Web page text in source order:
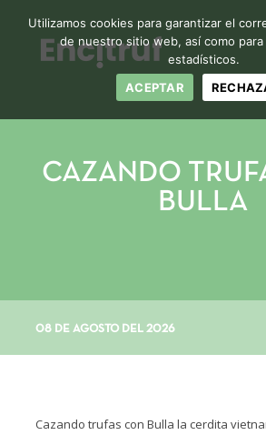
CAZANDO
BULLA
08 DE AGOSTO DEL 2026
Cazando trufas con Bulla la cerdita
Utilizamos cookies para garantizar el
de nuestro sitio web, así como
estadísticos.
ACEPTAR